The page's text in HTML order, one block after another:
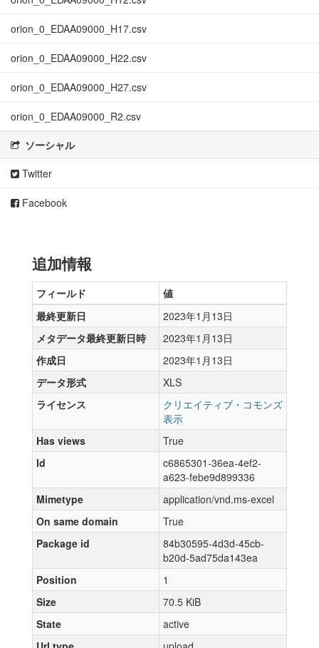
orion_0_EDAA09000_H17.csv
orion_0_EDAA09000_H22.csv
orion_0_EDAA09000_H27.csv
orion_0_EDAA09000_R2.csv
ソーシャル
Twitter
Facebook
追加情報
フィールド
値
最終更新日
2023年1月13日
メタデータ最終更新日時
2023年1月13日
作成日
2023年1月13日
データ形式
XLS
ライセンス
クリエイティブ・コモンズ
表示
Has views
True
Id
c6865301-36ea-4ef2-
a623-febe9d899336
Mimetype
application/vnd.ms-excel
On same domain
True
Package id
84b30595-4d3d-45cb-
b20d-5ad75da143ea
Position
1
Size
70.5 KiB
State
active